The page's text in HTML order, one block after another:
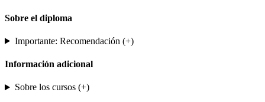
Sobre el diploma
Importante: Recomendación (+)
Información adicional
Sobre los cursos (+)